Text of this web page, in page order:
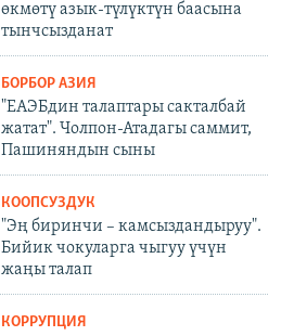
өкмөтү азык-түлүктүн баасына
тынчсызданат
БОРБОР АЗИЯ
"ЕАЭБдин талаптары сакталбай
жатат". Чолпон-Атадагы саммит,
Пашиняндын сыны
КООПСУЗДУК
"Эң биринчи – камсыздандыруу".
Бийик чокуларга чыгуу үчүн
жаңы талап
КОРРУПЦИЯ